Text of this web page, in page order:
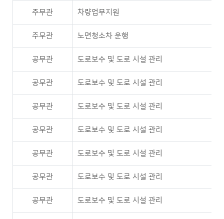
주무관 차량업무지원
주무관 노면청소차 운행
공무관 도로보수 및 도로 시설 관리
공무관 도로보수 및 도로 시설 관리
공무관 도로보수 및 도로 시설 관리
공무관 도로보수 및 도로 시설 관리
공무관 도로보수 및 도로 시설 관리
공무관 도로보수 및 도로 시설 관리
공무관 도로보수 및 도로 시설 관리